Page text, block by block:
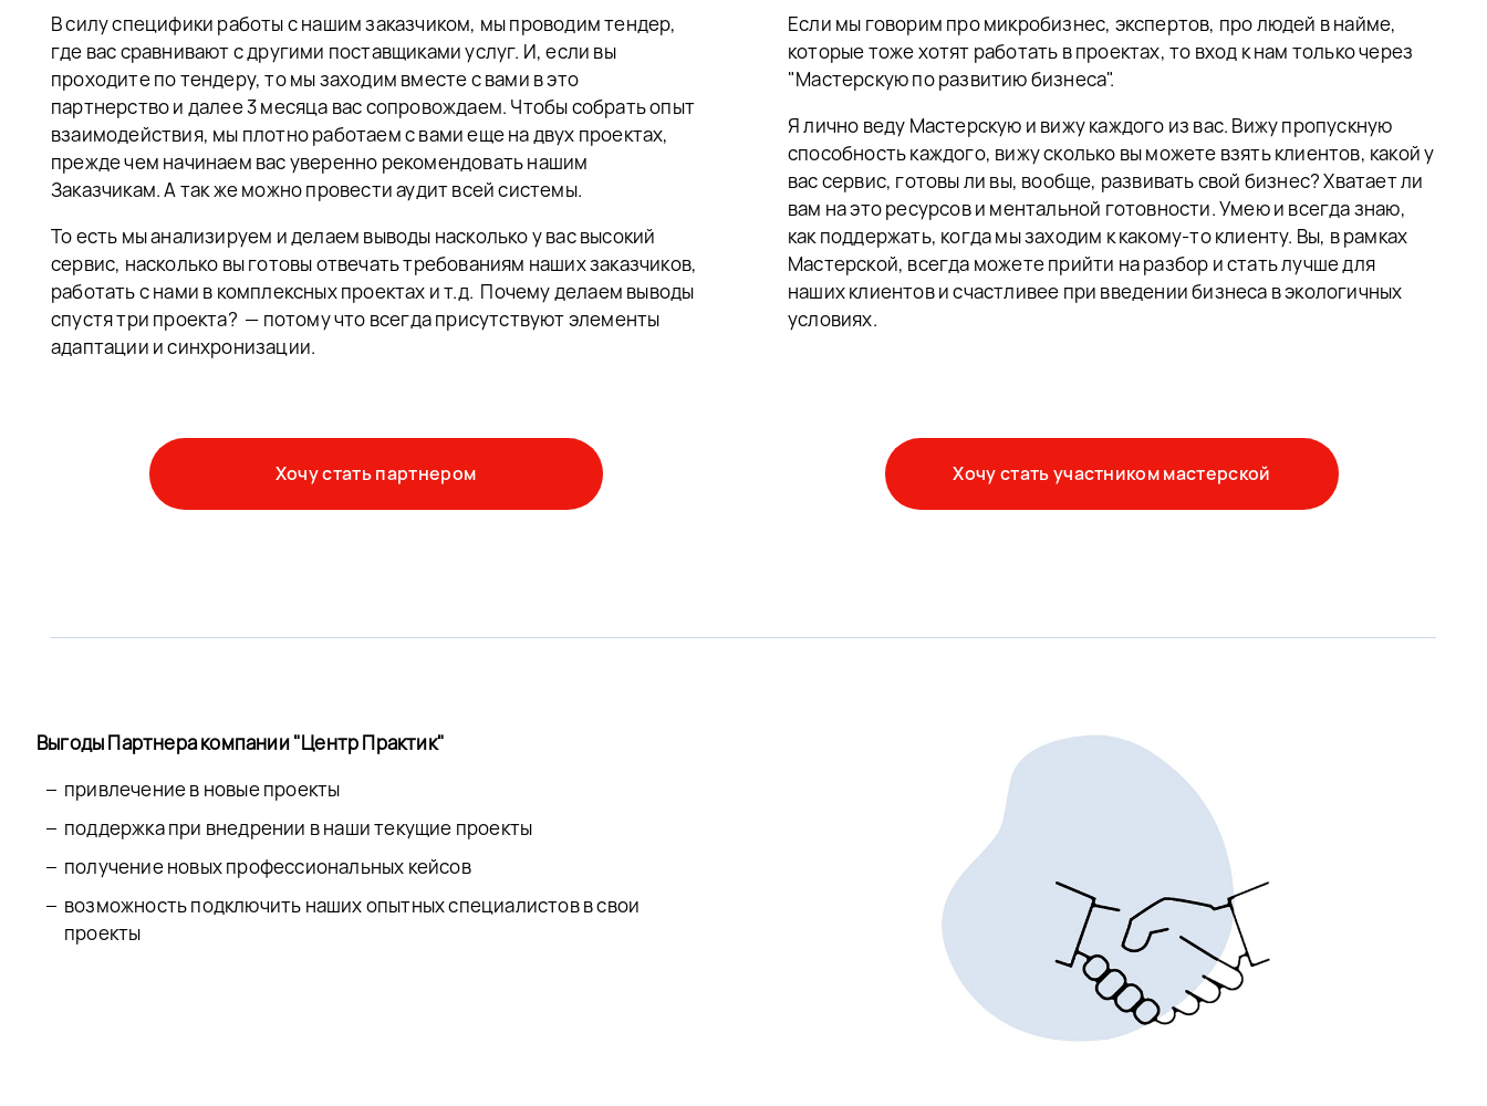
В силу специфики работы с нашим заказчиком, мы проводим тендер,
где вас сравнивают с другими поставщиками услуг. И, если вы
проходите по тендеру, то мы заходим вместе с вами в это
партнерство и далее 3 месяца вас сопровождаем. Чтобы собрать опыт
взаимодействия, мы плотно работаем с вами еще на двух проектах,
прежде чем начинаем вас уверенно рекомендовать нашим
Заказчикам. А так же можно провести аудит всей системы.
То есть мы анализируем и делаем выводы насколько у вас высокий
сервис, насколько вы готовы отвечать требованиям наших заказчиков,
работать с нами в комплексных проектах и т.д. Почему делаем выводы
спустя три проекта? — потому что всегда присутствуют элементы
адаптации и синхронизации.
Если мы говорим про микробизнес, экспертов, про людей в найме,
которые тоже хотят работать в проектах, то вход к нам только через
"Мастерскую по развитию бизнеса".
Я лично веду Мастерскую и вижу каждого из вас. Вижу пропускную
способность каждого, вижу сколько вы можете взять клиентов, какой у
вас сервис, готовы ли вы, вообще, развивать свой бизнес? Хватает ли
вам на это ресурсов и ментальной готовности. Умею и всегда знаю,
как поддержать, когда мы заходим к какому-то клиенту. Вы, в рамках
Мастерской, всегда можете прийти на разбор и стать лучше для
наших клиентов и счастливее при введении бизнеса в экологичных
условиях.
Хочу стать партнером Хочу стать участником мастерской
Выгоды Партнера компании "Центр Практик"
привлечение в новые проекты
поддержка при внедрении в наши текущие проекты
получение новых профессиональных кейсов
возможность подключить наших опытных специалистов в свои
проекты